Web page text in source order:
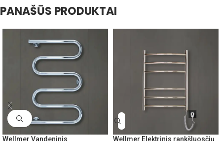
PANAŠŪS PRODUKTAI
Wellmer Vandeninis Wellmer Elektrinis rankšluosčių